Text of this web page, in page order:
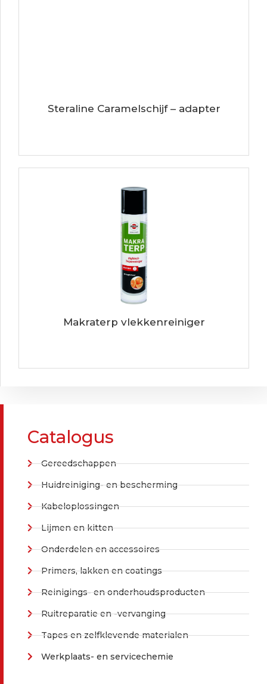
Catalogus
Gereedschappen
Huidreiniging- en bescherming
Kabeloplossingen
Lijmen en kitten
Onderdelen en accessoires
Primers, lakken en coatings
Reinigings- en onderhoudsproducten
Ruitreparatie en -vervanging
Tapes en zelfklevende materialen
Werkplaats- en servicechemie
Steraline Caramelschijf – adapter
Makraterp vlekkenreiniger